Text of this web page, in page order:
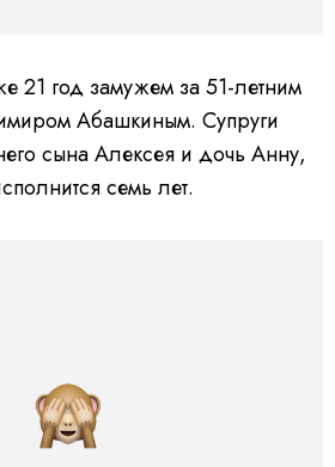
21 год замужем за 51-летним
Абашкиным. Супруги
сына Алексея и дочь Анну,
семь лет.